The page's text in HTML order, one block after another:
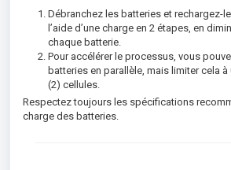
Débranchez les batteries et rechargez-
l’aide d’une charge en 2 étapes, en
chaque batterie.
Pour accélérer le processus, vous
batteries en parallèle, mais limiter cela
(2) cellules.
Respectez toujours les spécifications
charge des batteries.